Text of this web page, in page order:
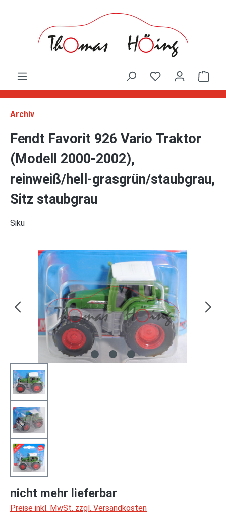
Archiv
Fendt Favorit 926 Vario Traktor
(Modell 2000-2002),
reinweiß/hell-grasgrün/staubgrau,
Sitz staubgrau
Siku
Bildergalerie überspringen
nicht mehr lieferbar
Preise inkl. MwSt. zzgl. Versandkosten